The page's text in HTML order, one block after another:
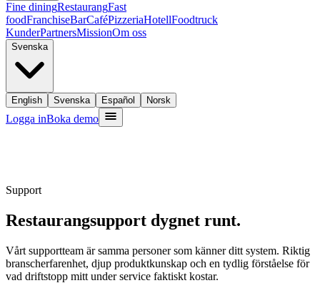
Fine diningRestaurangFast
foodFranchiseBarCaféPizzeriaHotellFoodtruck
KunderPartnersMissionOm oss
Svenska
English Svenska Español Norsk
Logga inBoka demo
Support
Restaurangsupport dygnet runt.
Vårt supportteam är samma personer som känner ditt system. Riktig
branscherfarenhet, djup produktkunskap och en tydlig förståelse för
vad driftstopp mitt under service faktiskt kostar.